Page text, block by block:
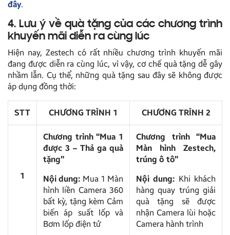
đây.
4. Lưu ý về quà tặng của các chương trình
khuyến mãi diễn ra cùng lúc
Hiện nay, Zestech có rất nhiều chương trình khuyến mãi
đang được diễn ra cùng lúc, vì vậy, cơ chế quà tặng dễ gây
nhầm lẫn. Cụ thể, những quà tặng sau đây sẽ không được
áp dụng đồng thời:
STT CHƯƠNG TRÌNH 1 CHƯƠNG TRÌNH 2
1
Chương trình “Mua 1
được 3 – Thả ga quà
tặng”
Nội dung: Mua 1 Màn
hình liền Camera 360
bất kỳ, tặng kèm Cảm
biến áp suất lốp và
Bơm lốp điện tử
Chương trình “Mua
Màn hình Zestech,
trúng ô tô”
Nội dung: Khi khách
hàng quay trúng giải
quà tặng sẽ được
nhận Camera lùi hoặc
Camera hành trình